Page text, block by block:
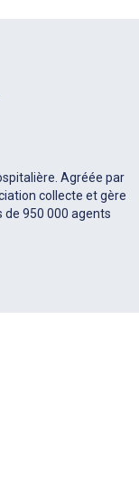
Agréée par
collecte et gère
de 950 000 agents